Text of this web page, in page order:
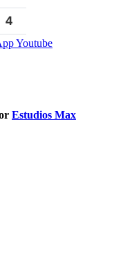
Youtube
Estudios Max